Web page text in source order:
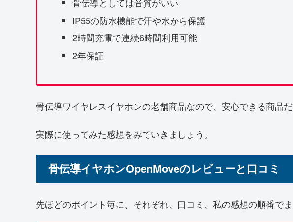
IP55の防水機能で汗や水から保護
2時間充電で連続6時間利用可能
2年保証
骨伝導ワイヤレスイヤホンの老舗商品なので、安心できる商品だ
実際に使ってみた感想をみていきましょう。
骨伝導イヤホンOpenMoveのレビューと口コミ
先ほどのポイント毎に、それぞれ、口コミ、私の感想の順番でま